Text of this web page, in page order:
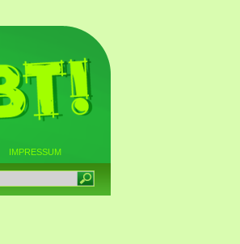
IMPRESSUM